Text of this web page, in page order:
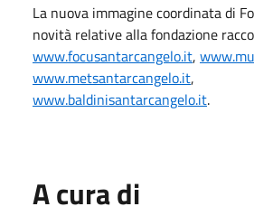
La nuova immagine coordinata di
novità relative alla fondazione
www.focusantarcangelo.it,
www.metsantarcangelo.it,
www.baldinisantarcangelo.it.
A cura di